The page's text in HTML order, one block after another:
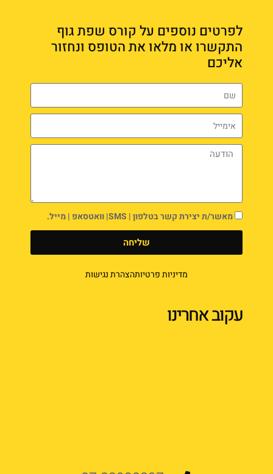
לפרטים נוספים על קורס שפת גוף
התקשרו או מלאו את הטופס ונחזור
אליכם
מאשר/ת יצירת קשר בטלפון | SMS| וואטסאפ | מייל.
שליחה
מדיניות פרטיותהצהרת נגישות
עקוב אחרינו